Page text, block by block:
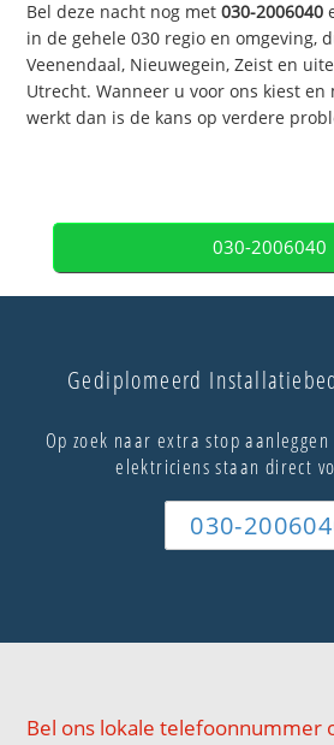
Bel deze nacht nog met030-2006040
in de gehele 030 regio en omgeving,
Veenendaal, Nieuwegein, Zeist en
Utrecht. Wanneer u voor ons kiest en
werkt dan is de kans op verdere
030-2006040
Gediplomeerd
Op zoek naar extra stop aanleggen
elektriciens staan direct
030-
Bel ons lokale telefoonnummer